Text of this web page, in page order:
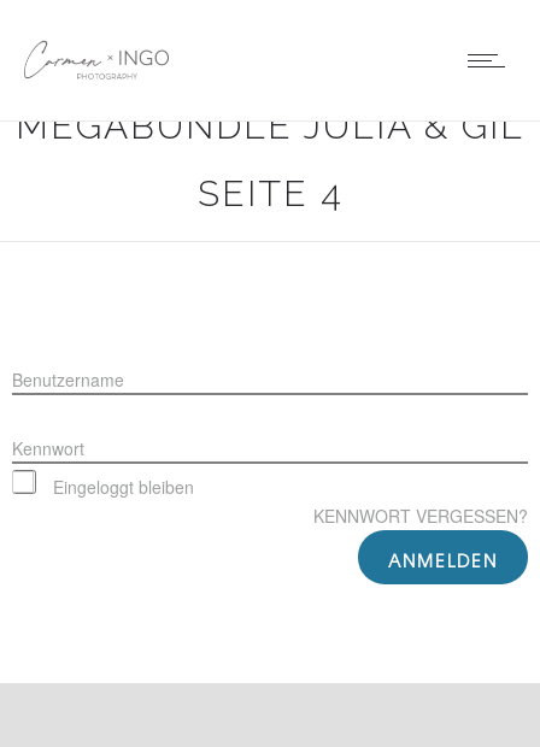
MEGABUNDLE JULIA & GIL
SEITE 4
Benutzername
Kennwort
Eingeloggt bleiben
KENNWORT VERGESSEN?